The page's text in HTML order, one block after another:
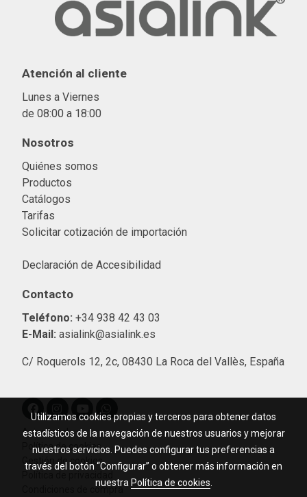
Atención al cliente
Lunes a Viernes
de 08:00 a 18:00
Nosotros
Quiénes somos
Productos
Catálogos
Tarifas
Solicitar cotización de importación
Declaración de Accesibilidad
Contacto
Teléfono: +34 938 42 43 03
E-Mail: asialink@asialink.es
C/ Roquerols 12, 2c, 08430 La Roca del Vallès, España
Aviso legal
Política de cookies
Gestión de cookies
Condiciones de compra
Utilizamos cookies propias y terceros para obtener datos
estadísticos de la navegación de nuestros usuarios y mejorar
nuestros servicios. Puedes configurar tus preferencias a
través del botón “Configurar” o obtener más información en
nuestra Política de cookies